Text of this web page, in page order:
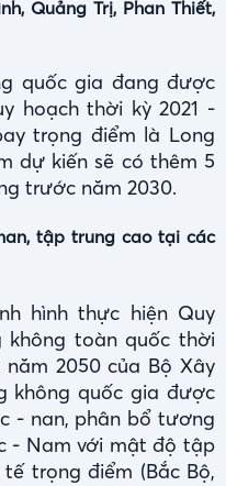
Quảng Trị, Phan Thiết,
quốc gia đang được
hoạch thời kỳ 2021 -
trọng điểm là Long
dự kiến sẽ có thêm 5
trước năm 2030.
tập trung cao tại các
hình thực hiện Quy
không toàn quốc thời
năm 2050 của Bộ Xây
không quốc gia được
- nan, phân bổ tương
- Nam với mật độ tập
trọng điểm (Bắc Bộ,